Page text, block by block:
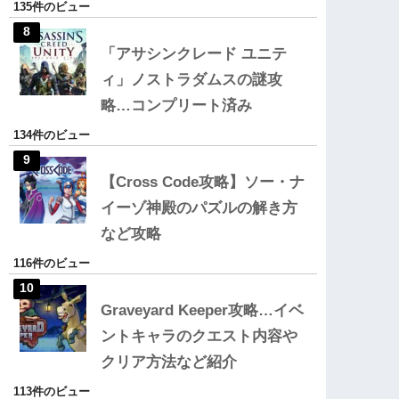
135件のビュー
「アサシンクレード ユニテ
ィ」ノストラダムスの謎攻
略…コンプリート済み
134件のビュー
【Cross Code攻略】ソー・ナ
イーゾ神殿のパズルの解き方
など攻略
116件のビュー
Graveyard Keeper攻略…イベ
ントキャラのクエスト内容や
クリア方法など紹介
113件のビュー